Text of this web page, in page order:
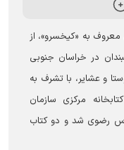
معروف به «کیخسرو»، از
در خراسان جنوبی
روز ملی روستا و عشایر، با تشرف به
مرکزی سازمان
قدس رضوی شد و دو کتاب